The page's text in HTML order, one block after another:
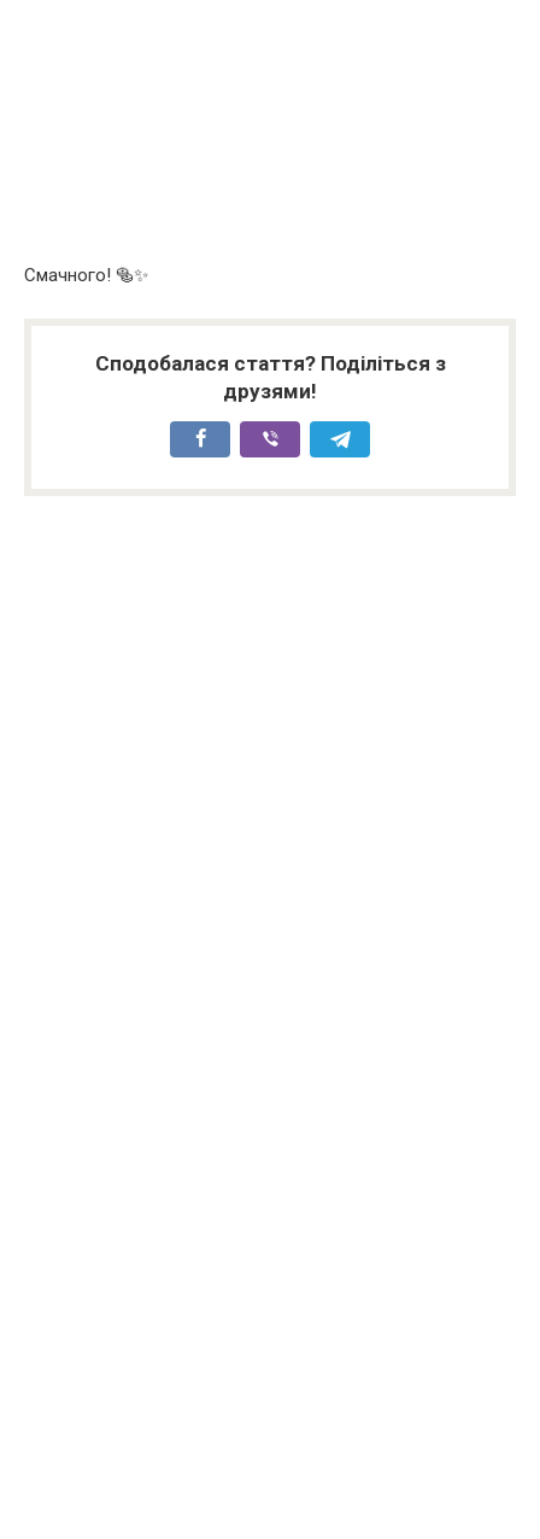
Смачного! 🥯✨
Сподобалася стаття? Поділіться з
друзями!